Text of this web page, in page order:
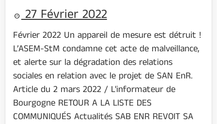
27 Février 2022
Février 2022 Un appareil de mesure est détruit !
L’ASEM-StM condamne cet acte de malveillance,
et alerte sur la dégradation des relations
sociales en relation avec le projet de SAN EnR.
Article du 2 mars 2022 / L'informateur de
Bourgogne RETOUR A LA LISTE DES
COMMUNIQUÉS Actualités SAB ENR REVOIT SA